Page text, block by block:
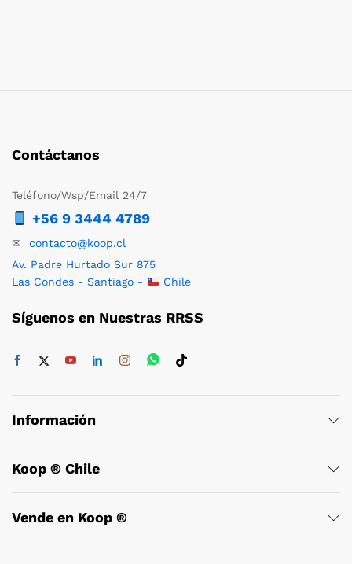
Contáctanos
Teléfono/Wsp/Email 24/7
+56 9 3444 4789
✉ contacto@koop.cl
Av. Padre Hurtado Sur 875
Las Condes - Santiago -
Chile
Síguenos en Nuestras RRSS
Información
Koop ® Chile
Vende en Koop ®